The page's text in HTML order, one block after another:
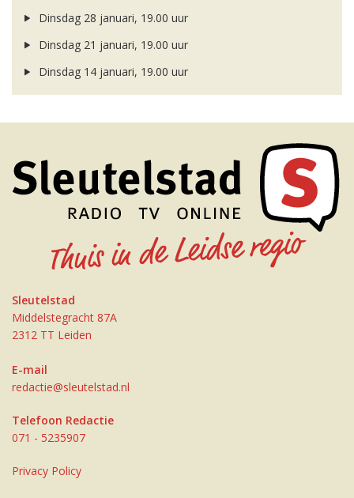
Dinsdag 28 januari, 19.00 uur
Dinsdag 21 januari, 19.00 uur
Dinsdag 14 januari, 19.00 uur
Sleutelstad
Middelstegracht 87A
2312 TT Leiden
E-mail
redactie@sleutelstad.nl
Telefoon Redactie
071 - 5235907
Privacy Policy